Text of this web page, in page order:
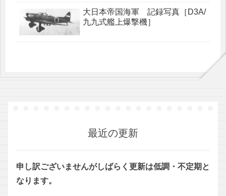
大日本帝国海軍 記録写真［D3A/
九九式艦上爆撃機］
最近の更新
申し訳ございませんがしばらく更新は低調・不定期と
なります。